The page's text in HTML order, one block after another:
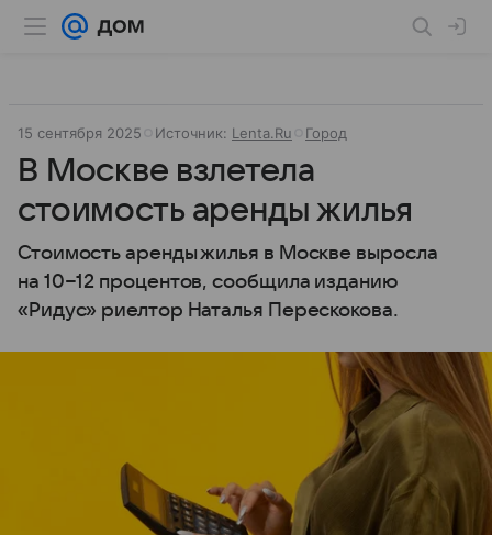
15 сентября 2025 Источник: Lenta.Ru Город
В Москве взлетела
стоимость аренды жилья
Стоимость аренды жилья в Москве выросла
на 10−12 процентов, сообщила изданию
«Ридус» риелтор Наталья Перескокова.